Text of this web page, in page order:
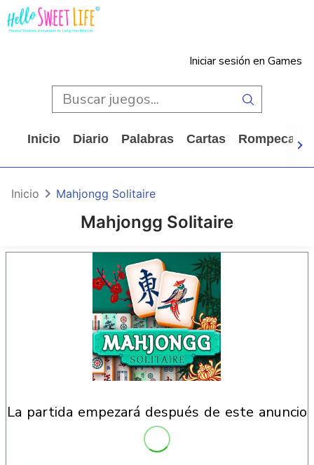
Iniciar sesión en Games
Inicio Diario Palabras Cartas
Mahjongg Solitaire
Inicio Mahjongg Solitaire
la partida empezará después de este anuncio